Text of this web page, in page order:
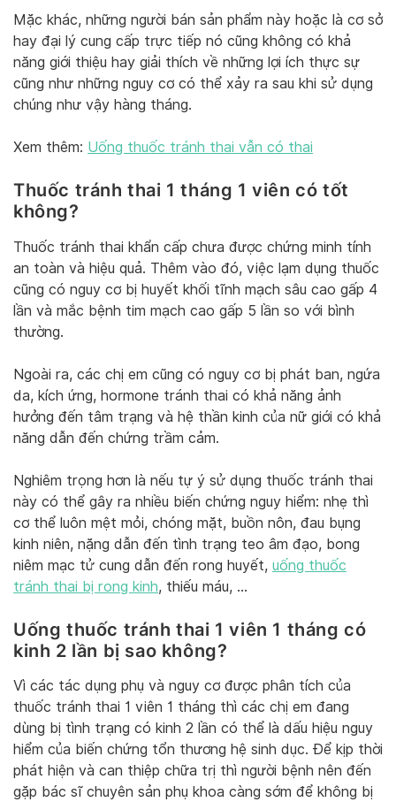
Mặc khác, những người bán sản phẩm này hoặc là cơ sở
hay đại lý cung cấp trực tiếp nó cũng không có khả
năng giới thiệu hay giải thích về những lợi ích thực sự
cũng như những nguy cơ có thể xảy ra sau khi sử dụng
chúng như vậy hàng tháng.
Xem thêm: Uống thuốc tránh thai vẫn có thai
Thuốc tránh thai 1 tháng 1 viên có tốt
không?
Thuốc tránh thai khẩn cấp chưa được chứng minh tính
an toàn và hiệu quả. Thêm vào đó, việc lạm dụng thuốc
cũng có nguy cơ bị huyết khối tĩnh mạch sâu cao gấp 4
lần và mắc bệnh tim mạch cao gấp 5 lần so với bình
thường.
Ngoài ra, các chị em cũng có nguy cơ bị phát ban, ngứa
da, kích ứng, hormone tránh thai có khả năng ảnh
hưởng đến tâm trạng và hệ thần kinh của nữ giới có khả
năng dẫn đến chứng trầm cảm.
Nghiêm trọng hơn là nếu tự ý sử dụng thuốc tránh thai
này có thể gây ra nhiều biến chứng nguy hiểm: nhẹ thì
cơ thể luôn mệt mỏi, chóng mặt, buồn nôn, đau bụng
kinh niên, nặng dẫn đến tình trạng teo âm đạo, bong
niêm mạc tử cung dẫn đến rong huyết, uống thuốc
tránh thai bị rong kinh, thiếu máu, …
Uống thuốc tránh thai 1 viên 1 tháng có
kinh 2 lần bị sao không?
Vì các tác dụng phụ và nguy cơ được phân tích của
thuốc tránh thai 1 viên 1 tháng thì các chị em đang
dùng bị tình trạng có kinh 2 lần có thể là dấu hiệu nguy
hiểm của biến chứng tổn thương hệ sinh dục. Để kịp thời
phát hiện và can thiệp chữa trị thì người bệnh nên đến
gặp bác sĩ chuyên sản phụ khoa càng sớm để không bị